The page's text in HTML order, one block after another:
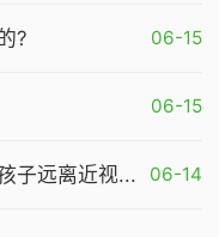
? 06-15
06-15
子远离近视... 06-14